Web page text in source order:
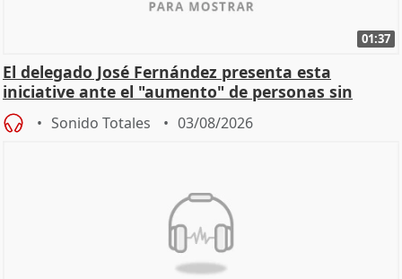
01:37
El delegado José Fernández presenta esta
iniciative ante el "aumento" de personas sin
hogar en Madri
Sonido Totales 03/08/2026